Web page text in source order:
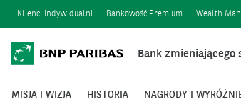
Klienci indywidualni Bankowość Premium Wealth
Bank zmieniającego
MISJA I WIZJA HISTORIA NAGRODY I